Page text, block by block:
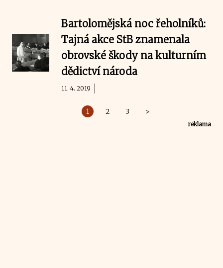
Bartolomějská noc řeholníků:
Tajná akce StB znamenala
obrovské škody na kulturním
dědictví národa
11. 4. 2019
1 2 3 >
reklama